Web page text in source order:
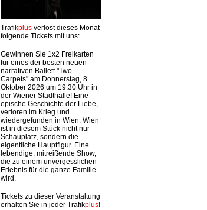
Trafikplusverlost dieses Monat
folgende Tickets mit uns:
Gewinnen Sie 1x2 Freikarten
für eines der besten neuen
narrativen Ballett "Two
Carpets" am Donnerstag, 8.
Oktober 2026 um 19:30 Uhr in
der Wiener Stadthalle! Eine
epische Geschichte der Liebe,
verloren im Krieg und
wiedergefunden in Wien. Wien
ist in diesem Stück nicht nur
Schauplatz, sondern die
eigentliche Hauptfigur. Eine
lebendige, mitreißende Show,
die zu einem unvergesslichen
Erlebnis für die ganze Familie
wird.
Tickets zu dieser Veranstaltung
erhalten Sie in jeder Trafikplus!